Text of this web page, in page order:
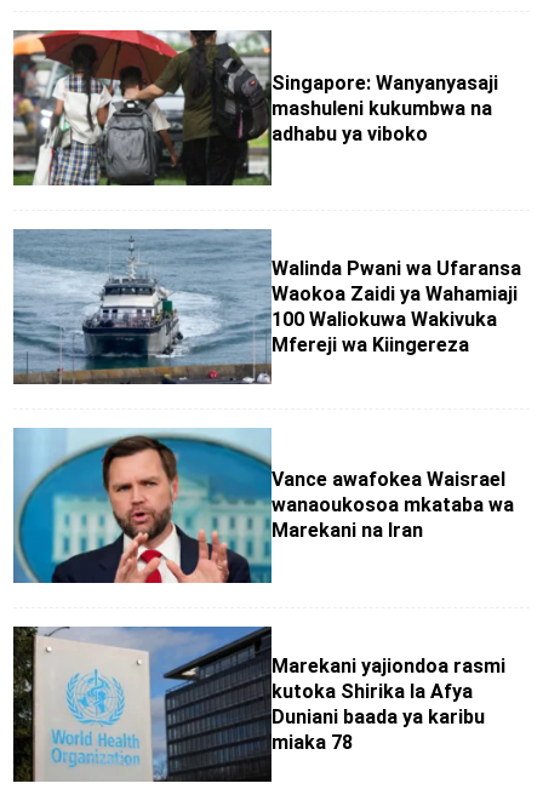
Singapore: Wanyanyasaji
mashuleni kukumbwa na
adhabu ya viboko
Walinda Pwani wa Ufaransa
Waokoa Zaidi ya Wahamiaji
100 Waliokuwa Wakivuka
Mfereji wa Kiingereza
Vance awafokea Waisrael
wanaoukosoa mkataba wa
Marekani na Iran
Marekani yajiondoa rasmi
kutoka Shirika la Afya
Duniani baada ya karibu
miaka 78